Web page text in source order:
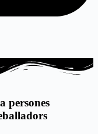
persones